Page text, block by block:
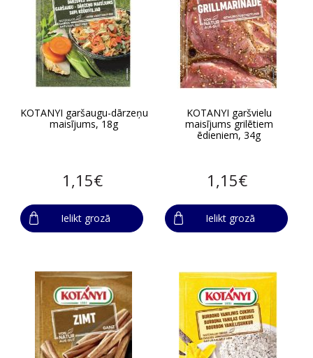
KOTANYI garšaugu-dārzeņu
maisījums, 18g
1,15€
Ielikt grozā
KOTANYI garšvielu
maisījums grilētiem
ēdieniem, 34g
1,15€
Ielikt grozā